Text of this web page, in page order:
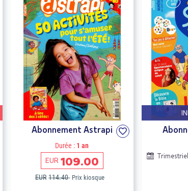
Abonnement Astrapi
Durée : 1 an
EUR 109.00
EUR 114.40 Prix kiosque
Trimestriel